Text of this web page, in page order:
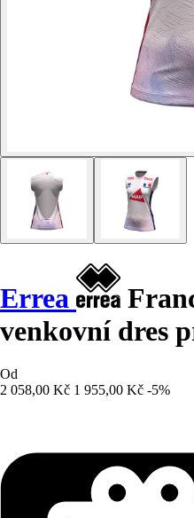
Errea
venkovní dres
Od
2 058,00 Kč 1 955,00 Kč -5%